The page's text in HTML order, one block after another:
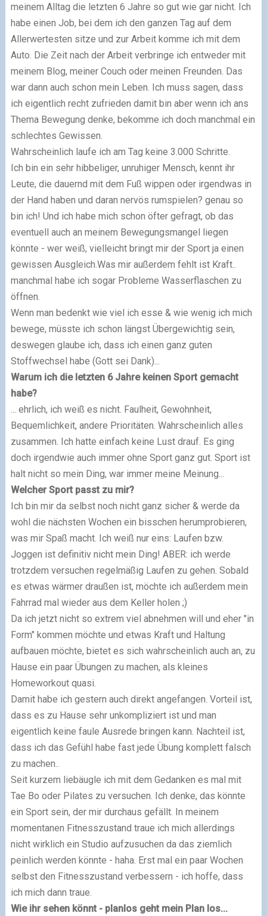
meinem Alltag die letzten 6 Jahre so gut wie gar nicht. Ich
habe einen Job, bei dem ich den ganzen Tag auf dem
Allerwertesten sitze und zur Arbeit komme ich mit dem
Auto. Die Zeit nach der Arbeit verbringe ich entweder mit
meinem Blog, meiner Couch oder meinen Freunden. Das
war dann auch schon mein Leben. Ich muss sagen, dass
ich eigentlich recht zufrieden damit bin aber wenn ich ans
Thema Bewegung denke, bekomme ich doch manchmal ein
schlechtes Gewissen.
Wahrscheinlich laufe ich am Tag keine 3.000 Schritte.
Ich bin ein sehr hibbeliger, unruhiger Mensch, kennt ihr
Leute, die dauernd mit dem Fuß wippen oder irgendwas in
der Hand haben und daran nervös rumspielen? genau so
bin ich! Und ich habe mich schon öfter gefragt, ob das
eventuell auch an meinem Bewegungsmangel liegen
könnte - wer weiß, vielleicht bringt mir der Sport ja einen
gewissen Ausgleich.Was mir außerdem fehlt ist Kraft..
manchmal habe ich sogar Probleme Wasserflaschen zu
öffnen.
Wenn man bedenkt wie viel ich esse & wie wenig ich mich
bewege, müsste ich schon längst Übergewichtig sein,
deswegen glaube ich, dass ich einen ganz guten
Stoffwechsel habe (Gott sei Dank)...
Warum ich die letzten 6 Jahre keinen Sport gemacht
habe?
... ehrlich, ich weiß es nicht. Faulheit, Gewohnheit,
Bequemlichkeit, andere Prioritäten. Wahrscheinlich alles
zusammen. Ich hatte einfach keine Lust drauf. Es ging
doch irgendwie auch immer ohne Sport ganz gut. Sport ist
halt nicht so mein Ding, war immer meine Meinung...
Welcher Sport passt zu mir?
Ich bin mir da selbst noch nicht ganz sicher & werde da
wohl die nächsten Wochen ein bisschen herumprobieren,
was mir Spaß macht. Ich weiß nur eins: Laufen bzw.
Joggen ist definitiv nicht mein Ding! ABER: ich werde
trotzdem versuchen regelmäßig Laufen zu gehen. Sobald
es etwas wärmer draußen ist, möchte ich außerdem mein
Fahrrad mal wieder aus dem Keller holen ;)
Da ich jetzt nicht so extrem viel abnehmen will und eher "in
Form" kommen möchte und etwas Kraft und Haltung
aufbauen möchte, bietet es sich wahrscheinlich auch an, zu
Hause ein paar Übungen zu machen, als kleines
Homeworkout quasi.
Damit habe ich gestern auch direkt angefangen. Vorteil ist,
dass es zu Hause sehr unkompliziert ist und man
eigentlich keine faule Ausrede bringen kann. Nachteil ist,
dass ich das Gefühl habe fast jede Übung komplett falsch
zu machen..
Seit kurzem liebäugle ich mit dem Gedanken es mal mit
Tae Bo oder Pilates zu versuchen. Ich denke, das könnte
ein Sport sein, der mir durchaus gefällt. In meinem
momentanen Fitnesszustand traue ich mich allerdings
nicht wirklich ein Studio aufzusuchen da das ziemlich
peinlich werden könnte - haha. Erst mal ein paar Wochen
selbst den Fitnesszustand verbessern - ich hoffe, dass
ich mich dann traue.
Wie ihr sehen könnt - planlos geht mein Plan los...